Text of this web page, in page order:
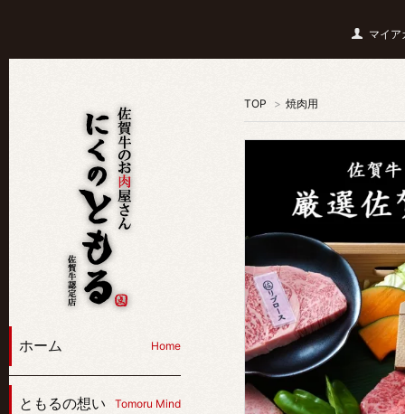
マイア
TOP > 焼肉用
ホーム Home
ともるの想い Tomoru Mind